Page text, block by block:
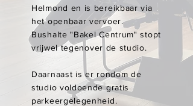
Helmond en is bereikbaar via
het openbaar vervoer.
Bushalte "Bakel Centrum" stopt
vrijwel tegenover de studio.
Daarnaast is er rondom de
studio voldoende gratis
parkeergelegenheid.